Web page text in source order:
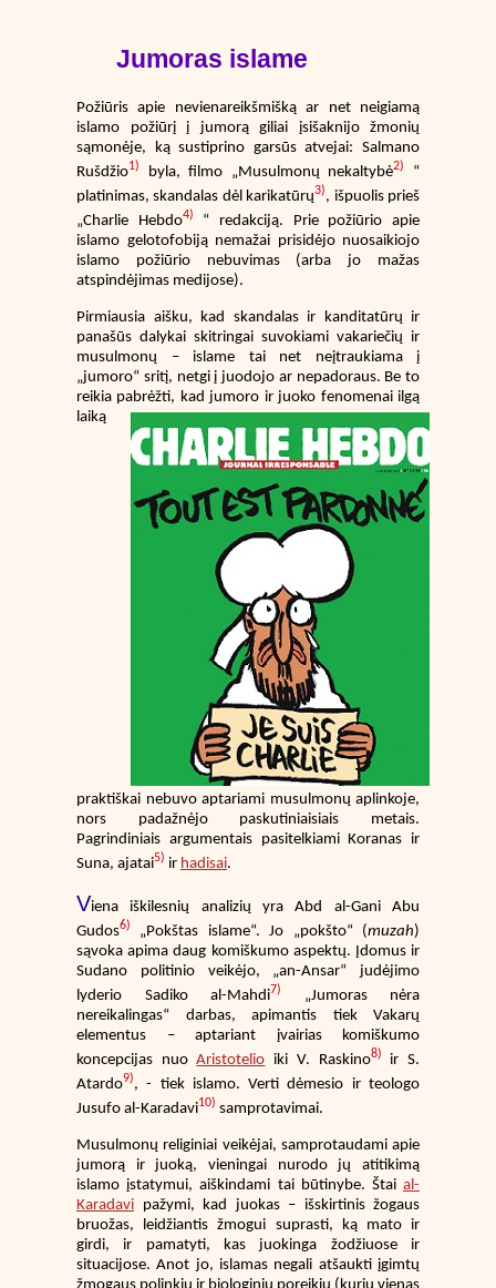
Jumoras islame
Požiūris apie nevienareikšmišką ar net neigiamą
islamo požiūrį į jumorą giliai įsišaknijo žmonių
sąmonėje, ką sustiprino garsūs atvejai: Salmano
Rušdžio1) byla, filmo „Musulmonų nekaltybė2) “
platinimas, skandalas dėl karikatūrų3), išpuolis prieš
„Charlie Hebdo4) “ redakciją. Prie požiūrio apie
islamo gelotofobiją nemažai prisidėjo nuosaikiojo
islamo požiūrio nebuvimas (arba jo mažas
atspindėjimas medijose).
Pirmiausia aišku, kad skandalas ir kanditatūrų ir
panašūs dalykai skitringai suvokiami vakariečių ir
musulmonų – islame tai net neįtraukiama į
„jumoro“ sritį, netgi į juodojo ar nepadoraus. Be to
reikia pabrėžti, kad jumoro ir juoko fenomenai ilgą
laiką
praktiškai nebuvo aptariami musulmonų aplinkoje,
nors padažnėjo paskutiniaisiais metais.
Pagrindiniais argumentais pasitelkiami Koranas ir
Suna, ajatai5) ir hadisai.
Viena iškilesnių analizių yra Abd al-Gani Abu
Gudos6) „Pokštas islame“. Jo „pokšto“ (muzah)
sąvoka apima daug komiškumo aspektų. Įdomus ir
Sudano politinio veikėjo, „an-Ansar“ judėjimo
lyderio Sadiko al-Mahdi7)
„Jumoras nėra
nereikalingas“ darbas, apimantis tiek Vakarų
elementus – aptariant įvairias komiškumo
koncepcijas nuoAristotelio iki V. Raskino8)
ir S.
Atardo9), - tiek islamo. Verti dėmesio ir teologo
Jusufo al-Karadavi10) samprotavimai.
Musulmonų religiniai veikėjai, samprotaudami apie
jumorą ir juoką, vieningai nurodo jų atitikimą
islamo įstatymui, aiškindami tai būtinybe. Štai al-
Karadavi pažymi, kad juokas – išskirtinis žogaus
bruožas, leidžiantis žmogui suprasti, ką mato ir
girdi, ir pamatyti, kas juokinga žodžiuose ir
situacijose. Anot jo, islamas negali atšaukti įgimtų